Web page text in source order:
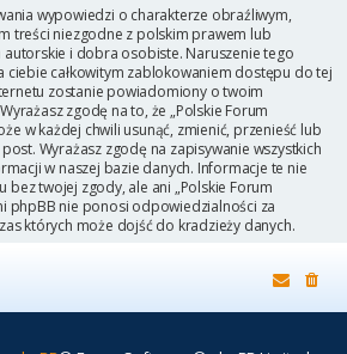
wypowiedzi o charakterze obraźliwym,
treści niezgodne z polskim prawem lub
autorskie i dobra osobiste. Naruszenie tego
ciebie całkowitym zablokowaniem dostępu do tej
zostanie powiadomiony o twoim
zgodę na to, że „Polskie Forum
w każdej chwili usunąć, zmienić, przenieść lub
Wyrażasz zgodę na zapisywanie wszystkich
w naszej bazie danych. Informacje te nie
bez twojej zgody, ale ani „Polskie Forum
phpBB nie ponosi odpowiedzialności za
których może dojść do kradzieży danych.